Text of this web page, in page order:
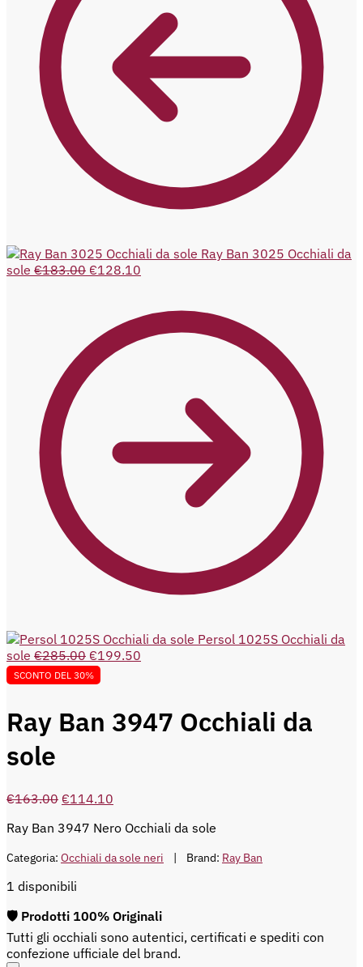
Ray Ban 3025 Occhiali da
sole €183.00 €128.10
Persol 1025S Occhiali da
sole €285.00 €199.50
SCONTO DEL 30%
Ray Ban 3947 Occhiali da
sole
€163.00 €114.10
Ray Ban 3947 Nero Occhiali da sole
Categoria: Occhiali da sole neri Brand: Ray Ban
1 disponibili
🛡️ Prodotti 100% Originali
Tutti gli occhiali sono autentici, certificati e spediti con
confezione ufficiale del brand.